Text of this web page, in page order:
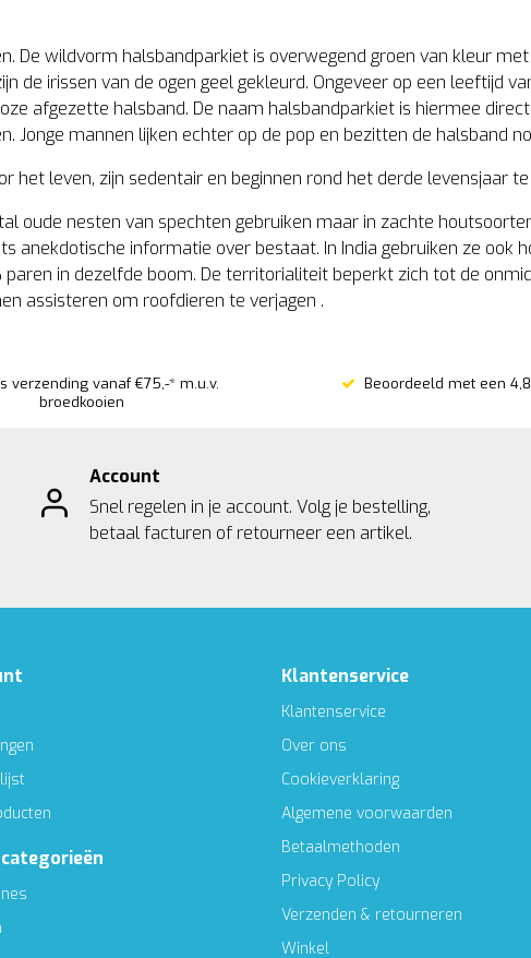
De wildvorm halsbandparkiet is overwegend groen van kleur
de irissen van de ogen geel gekleurd. Ongeveer op een leeftijd
afgezette halsband. De naam halsbandparkiet is hiermee
Jonge mannen lijken echter op de pop en bezitten de halsband
het leven, zijn sedentair en beginnen rond het derde levensjaar
oude nesten van spechten gebruiken maar in zachte
anekdotische informatie over bestaat. In India gebruiken ze ook
in dezelfde boom. De territorialiteit beperkt zich tot de
assisteren om roofdieren te verjagen .
verzending vanaf €75,-* m.u.v.
broedkooien
Beoordeeld met een
Account
Snel regelen in je account. Volg je bestelling,
betaal facturen of retourneer een artikel.
Klantenservice
Klantenservice
Over ons
Cookieverklaring
Algemene voorwaarden
Betaalmethoden
Privacy Policy
Verzenden & retourneren
Winkel